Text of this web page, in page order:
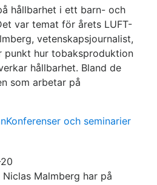
hållbarhet i ett barn- och
var temat för årets LUFT-
vetenskapsjournalist,
punkt hur tobaksproduktion
hållbarhet. Bland de
som arbetar på
Konferenser och seminarier
Malmberg har på